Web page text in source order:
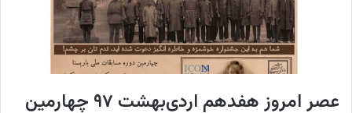
عصر امروز هفدهم اردی‌بهشت ۹۷ چهارمین